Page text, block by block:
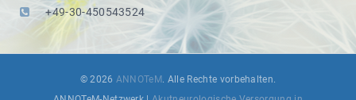
+49-30-450543524
© 2026 ANNOTeM. Alle Rechte vorbehalten.